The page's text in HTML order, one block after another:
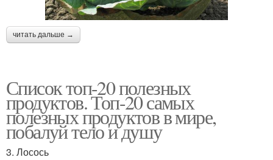
читать дальше →
Список топ-20 полезных
продуктов. Топ-20 самых
полезных продуктов в мире,
побалуй тело и душу
3. Лосось